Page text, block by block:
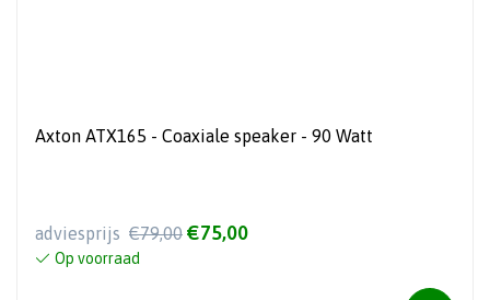
Axton ATX165 - Coaxiale speaker - 90 Watt
adviesprijs €79,00 €75,00
Op voorraad